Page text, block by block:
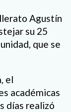
Agustín
su 25
que se
el
académicas
días realizó